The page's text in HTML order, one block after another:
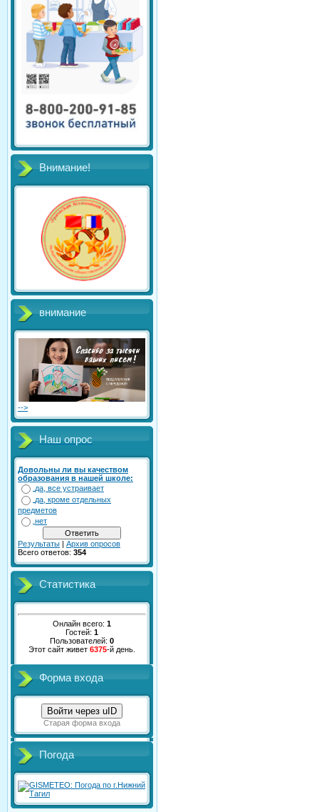
Внимание!
внимание
-->
Наш опрос
Довольны ли вы качеством
образования в нашей школе:
да, все устраивает
да, кроме отдельных
предметов
нет
Результаты | Архив опросов
Всего ответов: 354
Статистика
Онлайн всего: 1
Гостей: 1
Пользователей: 0
Этот сайт живет 6375-й день.
Форма входа
Войти через uID
Старая форма входа
Погода